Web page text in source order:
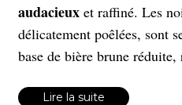
audacieux et raffiné. Les
délicatement poêlées, sont
base de bière brune réduite,
sublime la finesse des
Lire la suite